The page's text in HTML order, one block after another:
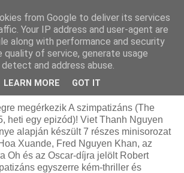
kedd
ajánló
megérkezik A szimpatizáns (The
heti egy epizód)! Viet Thanh Nguyen
alapján készült 7 részes minisorozat
Xuande, Fred Nguyen Khan, az
Oh és az Oscar-díjra jelölt Robert
egyszerre kém-thriller és
from Google to deliver its services
Your IP address and user-agent are
along with performance and security
quality of service, generate usage
and address abuse.
LEARN MORE GOT IT